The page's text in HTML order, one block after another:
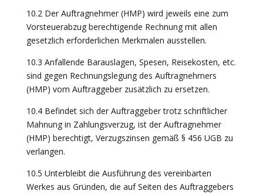
10.2 Der Auftragnehmer (HMP) wird jeweils eine zum
Vorsteuerabzug berechtigende Rechnung mit allen
gesetzlich erforderlichen Merkmalen ausstellen.
10.3 Anfallende Barauslagen, Spesen, Reisekosten, etc.
sind gegen Rechnungslegung des Auftragnehmers
(HMP) vom Auftraggeber zusätzlich zu ersetzen.
10.4 Befindet sich der Auftraggeber trotz schriftlicher
Mahnung in Zahlungsverzug, ist der Auftragnehmer
(HMP) berechtigt, Verzugszinsen gemäß § 456 UGB zu
verlangen.
10.5 Unterbleibt die Ausführung des vereinbarten
Werkes aus Gründen, die auf Seiten des Auftraggebers